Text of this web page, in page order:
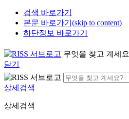
검색 바로가기
본문 바로가기(skip to content)
하단정보 바로가기
무엇을 찾고 계세
닫기
상세검색
상세검색